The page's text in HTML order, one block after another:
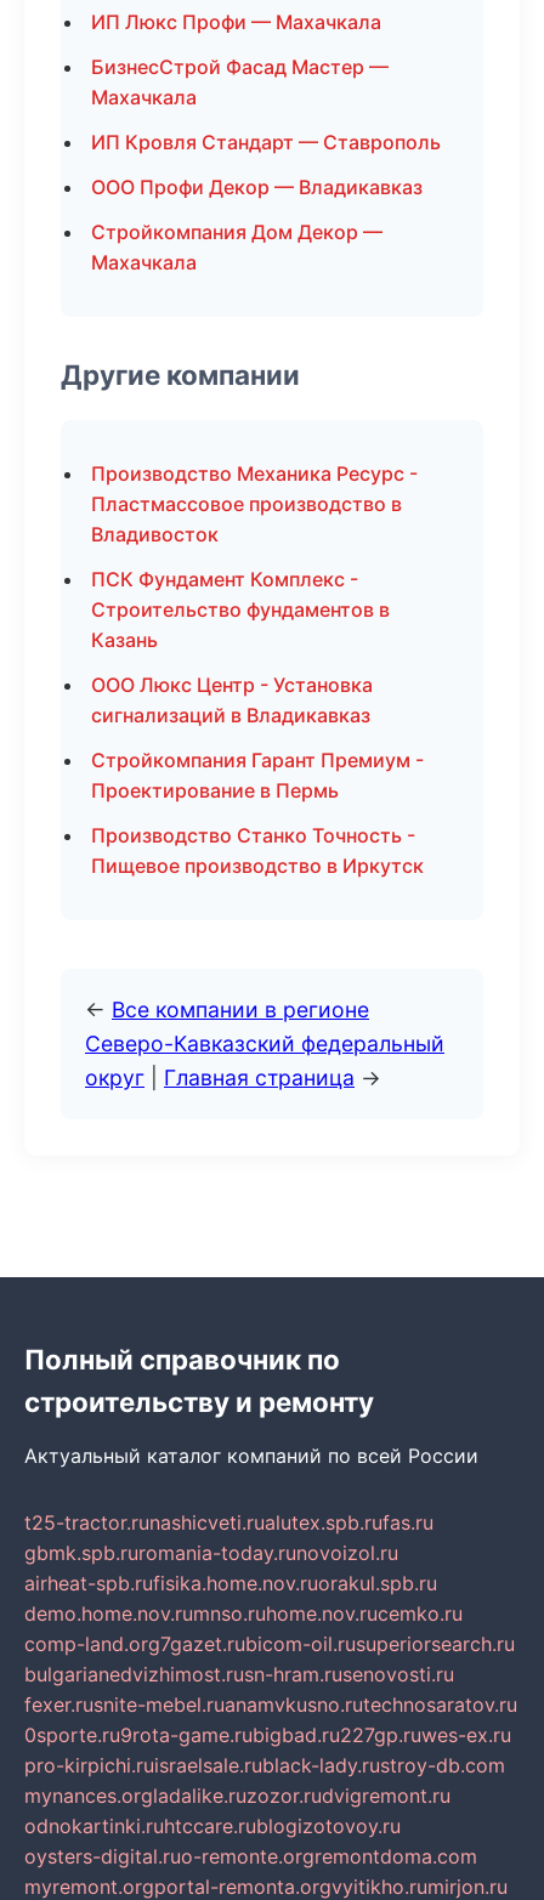
ИП Люкс Профи — Махачкала
БизнесСтрой Фасад Мастер —
Махачкала
ИП Кровля Стандарт — Ставрополь
ООО Профи Декор — Владикавказ
Стройкомпания Дом Декор —
Махачкала
Другие компании
Производство Механика Ресурс -
Пластмассовое производство в
Владивосток
ПСК Фундамент Комплекс -
Строительство фундаментов в
Казань
ООО Люкс Центр - Установка
сигнализаций в Владикавказ
Стройкомпания Гарант Премиум -
Проектирование в Пермь
Производство Станко Точность -
Пищевое производство в Иркутск
← Все компании в регионе
Северо-Кавказский федеральный
округ
Главная страница →
Полный справочник по
строительству и ремонту
Актуальный каталог компаний по всей России
t25-tractor.runashicveti.rualutex.spb.rufas.ru
gbmk.spb.ruromania-today.runovoizol.ru
airheat-spb.rufisika.home.nov.ruorakul.spb.ru
demo.home.nov.rumnso.ruhome.nov.rucemko.ru
comp-land.org7gazet.rubicom-oil.rusuperiorsearch.ru
bulgarianedvizhimost.rusn-hram.rusenovosti.ru
fexer.rusnite-mebel.ruanamvkusno.rutechnosaratov.ru
0sporte.ru9rota-game.rubigbad.ru227gp.ruwes-ex.ru
pro-kirpichi.ruisraelsale.rublack-lady.rustroy-db.com
mynances.orgladalike.ruzozor.rudvigremont.ru
odnokartinki.ruhtccare.rublogizotovoy.ru
oysters-digital.ruo-remonte.orgremontdoma.com
myremont.orgportal-remonta.orgvyitikho.rumirjon.ru